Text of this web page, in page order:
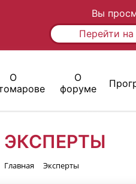
Вы
Перейти
О
О
форуме
ЭКСПЕРТЫ
Главная Эксперты